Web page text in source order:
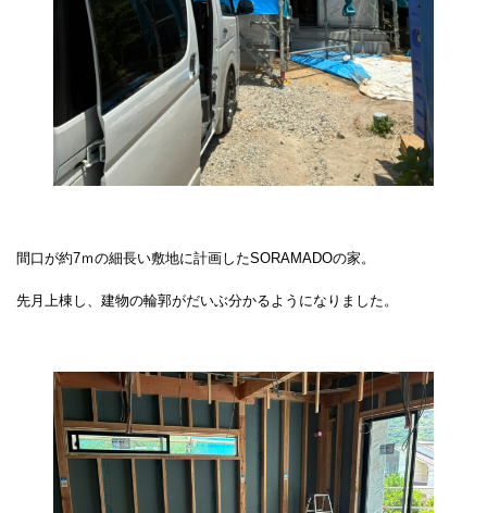
間口が約7ｍの細長い敷地に計画したSORAMADOの家。
先月上棟し、建物の輪郭がだいぶ分かるようになりました。